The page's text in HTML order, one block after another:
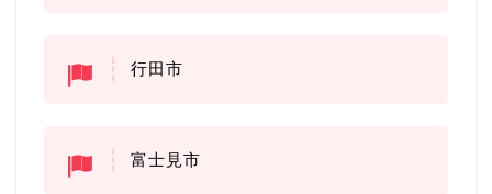
行田市
富士見市